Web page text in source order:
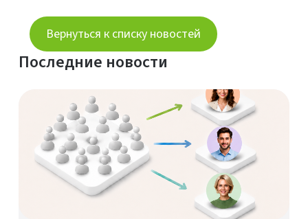
Вернуться к списку новостей
Последние новости